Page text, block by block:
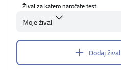
Žival za katero naročate test
Moje živali
Dodaj žival